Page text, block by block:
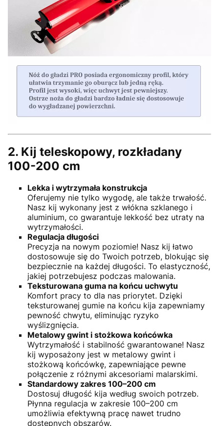
2. Kij teleskopowy, rozkładany
100-200 cm
Lekka i wytrzymała konstrukcja
Oferujemy nie tylko wygodę, ale także trwałość.
Nasz kij wykonany jest z włókna szklanego i
aluminium, co gwarantuje lekkość bez utraty na
wytrzymałości.
Regulacja długości
Precyzja na nowym poziomie! Nasz kij łatwo
dostosowuje się do Twoich potrzeb, blokując się
bezpiecznie na każdej długości. To elastyczność,
jakiej potrzebujesz podczas malowania.
Teksturowana guma na końcu uchwytu
Komfort pracy to dla nas priorytet. Dzięki
teksturowanej gumie na końcu kija zapewniamy
pewność chwytu, eliminując ryzyko
wyślizgnięcia.
Metalowy gwint i stożkowa końcówka
Wytrzymałość i stabilność gwarantowane! Nasz
kij wyposażony jest w metalowy gwint i
stożkową końcówkę, zapewniające pewne
połączenie z różnymi akcesoriami malarskimi.
Standardowy zakres 100–200 cm
Dostosuj długość kija według swoich potrzeb.
Płynna regulacja w zakresie 100–200 cm
umożliwia efektywną pracę nawet trudno
dostępnych obszarów.